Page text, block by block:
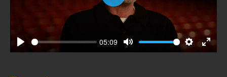
Play
05:09
Mute SettingsEnter
Play